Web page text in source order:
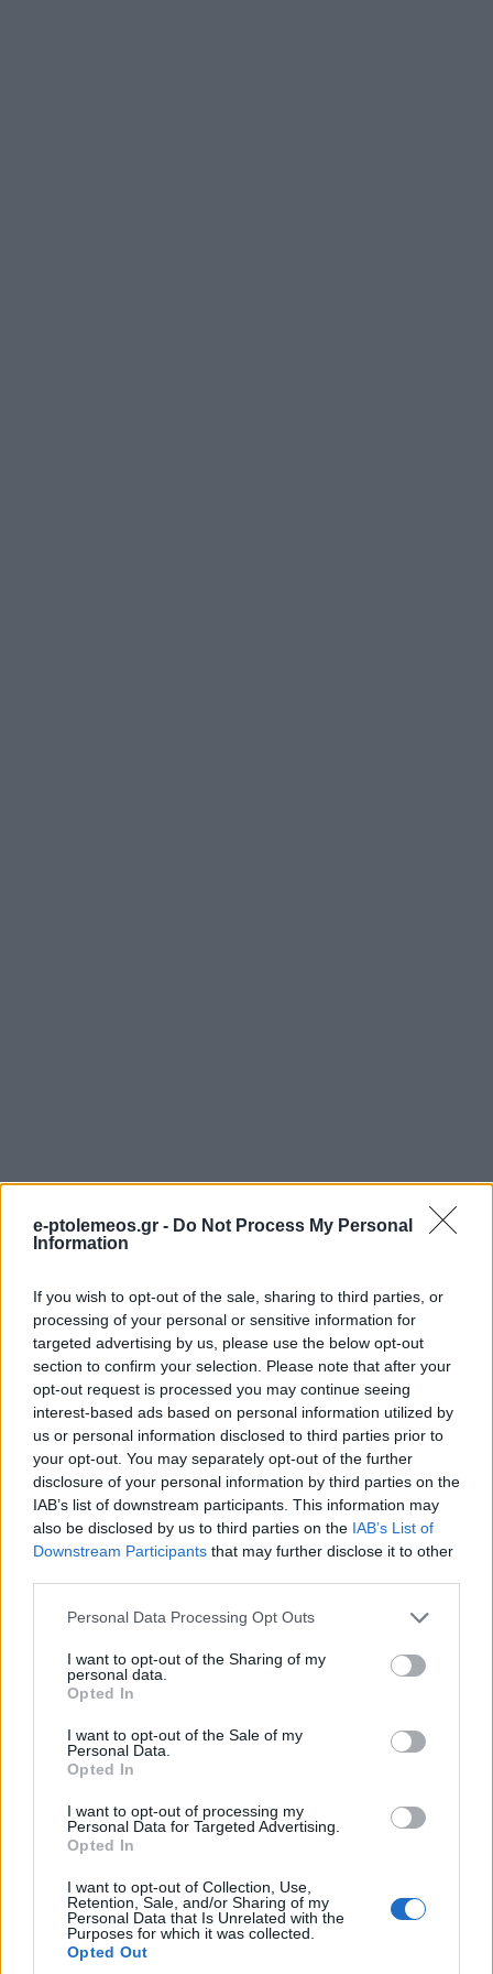
e-ptolemeos.gr - Do Not Process My Personal
Information
If you wish to opt-out of the sale, sharing to third parties, or
processing of your personal or sensitive information for
targeted advertising by us, please use the below opt-out
section to confirm your selection. Please note that after your
opt-out request is processed you may continue seeing
interest-based ads based on personal information utilized by
us or personal information disclosed to third parties prior to
your opt-out. You may separately opt-out of the further
disclosure of your personal information by third parties on the
IAB’s list of downstream participants. This information may
also be disclosed by us to third parties on the IAB’s List of
Downstream Participants that may further disclose it to other
Please note that this website/app uses one or more Google
not limited to your visit or usage behaviour. You may click to
grant or deny consent to Google and its third-party tags to
use your data for below specified purposes in below Google
consent section.
Personal Data Processing Opt Outs
I want to opt-out of the Sharing of my
personal data.
Opted In
I want to opt-out of the Sale of my
Personal Data.
Opted In
I want to opt-out of processing my
Personal Data for Targeted Advertising.
Opted In
I want to opt-out of Collection, Use,
Retention, Sale, and/or Sharing of my
Personal Data that Is Unrelated with the
Purposes for which it was collected.
Opted Out
Έφυγε από τη ζωή ο
φύλακας του
Μαμάτσειου
Νοσοκομείου Γιώργος
10 Αυγούστου 2026, 10:32
Αυγούστου για τους
εκπαιδευτικούς: 5.500
στους πίνακες ΑΣΕΠ
και η πρόσκληση για